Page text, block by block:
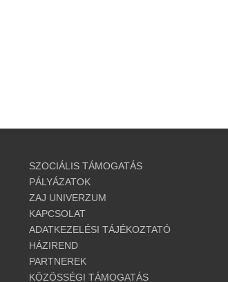
SZOCIÁLIS TÁMOGATÁS
PÁLYÁZATOK
ZAJ UNIVERZUM
KAPCSOLAT
ADATKEZELÉSI TÁJÉKOZTATÓ
HÁZIREND
PARTNEREK
KÖZÖSSÉGI TÁMOGATÁS